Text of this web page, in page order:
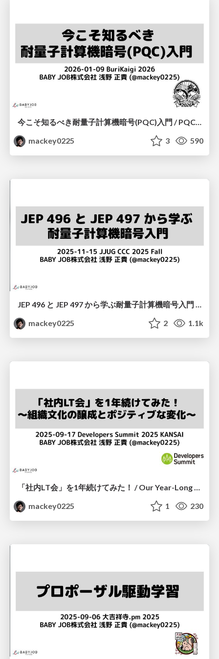
今こそ知るべき耐量子計算機暗号(PQC)入門 / PQC: What You Need to Know Now
mackey0225
3 590
JEP 496 と JEP 497 から学ぶ耐量子計算機暗号入門 / Learning Post-Quantum Crypto Basics from JEP 496 & 497
mackey0225
2 1.1k
mackey0225
1 230